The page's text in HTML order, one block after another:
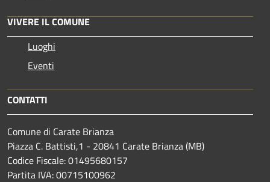
VIVERE IL COMUNE
Luoghi
Eventi
CONTATTI
Comune di Carate Brianza
Piazza C. Battisti,1 - 20841 Carate Brianza (MB)
Codice Fiscale: 01495680157
Partita IVA: 00715100962